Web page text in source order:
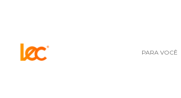
PARA VOCÊ